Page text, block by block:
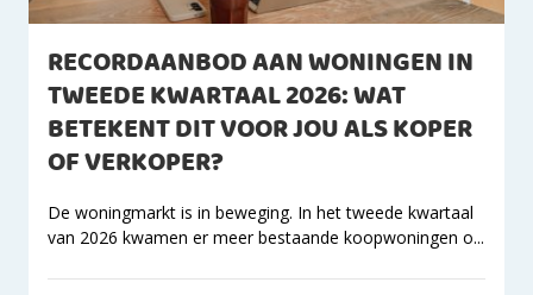
RECORDAANBOD AAN WONINGEN IN
TWEEDE KWARTAAL 2026: WAT
BETEKENT DIT VOOR JOU ALS KOPER
OF VERKOPER?
De woningmarkt is in beweging. In het tweede kwartaal
van 2026 kwamen er meer bestaande koopwoningen o...